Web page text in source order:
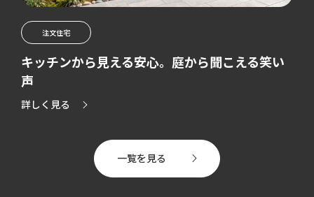
こえる笑い 心地よく家族が集う平屋の家
一覧を見る